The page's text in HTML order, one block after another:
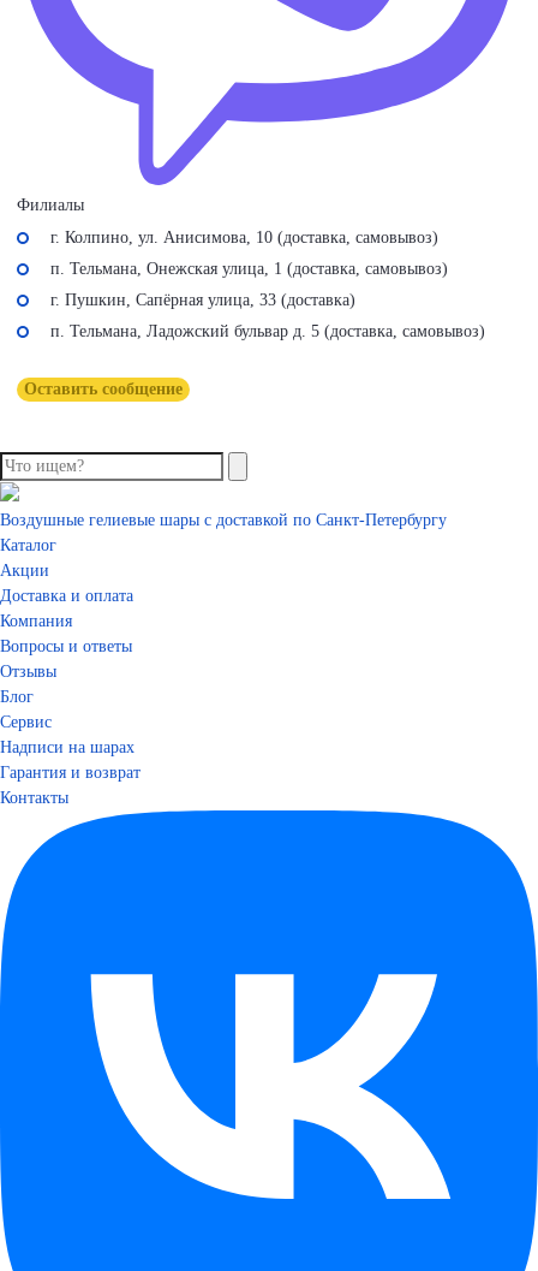
Филиалы
г. Колпино, ул. Анисимова, 10 (доставка, самовывоз)
п. Тельмана, Онежская улица, 1 (доставка, самовывоз)
г. Пушкин, Сапёрная улица, 33 (доставка)
п. Тельмана, Ладожский бульвар д. 5 (доставка, самовывоз)
Оставить сообщение
Воздушные гелиевые шары с доставкой по Санкт-Петербургу
Каталог
Акции
Доставка и оплата
Компания
Вопросы и ответы
Отзывы
Блог
Сервис
Надписи на шарах
Гарантия и возврат
Контакты